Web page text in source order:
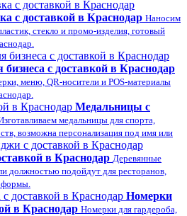
с доставкой в Краснодар Наносим
стекло и промо-изделия, готовый
с доставкой в Краснодар
меню, QR-носители и POS-материалы
Медальницы с
медальницы для спорта,
возможна персонализация под имя или
в Краснодар Деревянные
должностью подойдут для ресторанов,
формы.
Номерки
в Краснодар Номерки для гардероба,